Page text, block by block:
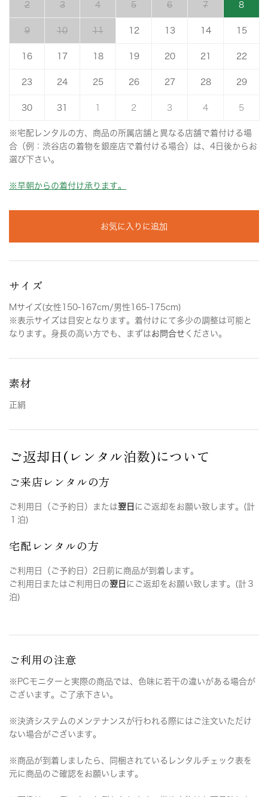
2 3 4 5 6 7 8
9 10 11 12 13 14 15
16 17 18 19 20 21 22
23 24 25 26 27 28 29
30 31 2 3 4 5
※宅配レンタルの方、商品の所属店舗と異なる店舗で着付ける場
合（例：渋谷店の着物を銀座店で着付ける場合）は、4日後からお
選び下さい。
※早朝からの着付け承ります。
お気に入りに追加
サイズ
Mサイズ(女性150-167cm/男性165-175cm)
※表示サイズは目安となります。着付けにて多少の調整は可能と
なります。身長の高い方でも、まずはお問合せ ください。
素材
正絹
ご返却日(レンタル泊数)について
ご来店レンタルの方
ご利用日（ご予約日）または翌日 にご返却をお願い致します。(計
１泊)
宅配レンタルの方
ご利用日（ご予約日）2日前に商品が到着します。
ご利用日またはご利用日の翌日 にご返却をお願い致します。(計３
泊)
ご利用の注意
※PCモニターと実際の商品では、色味に若干の違いがある場合が
ございます。ご了承下さい。
※決済システムのメンテナンスが行われる際にはご注文いただけ
ない場合がございます。
※商品が到着しましたら、同梱されているレンタルチェック表を
元に商品のご確認をお願いします。